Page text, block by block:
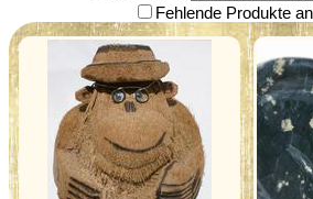
Fehlende Produkte